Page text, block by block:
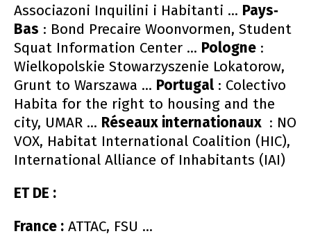
Associazoni Inquilini i Habitanti ... Pays­‐
Bas : Bond Precaire Woonvormen, Student
Squat Information Center ... Pologne :
Wielkopolskie Stowarzyszenie Lokatorow,
Grunt to Warszawa ... Portugal : Colectivo
Habita for the right to housing and the
city, UMAR ... Réseaux internationaux : NO
VOX, Habitat International Coalition (HIC),
International Alliance of Inhabitants (IAI)
ET DE :
France : ATTAC, FSU ...